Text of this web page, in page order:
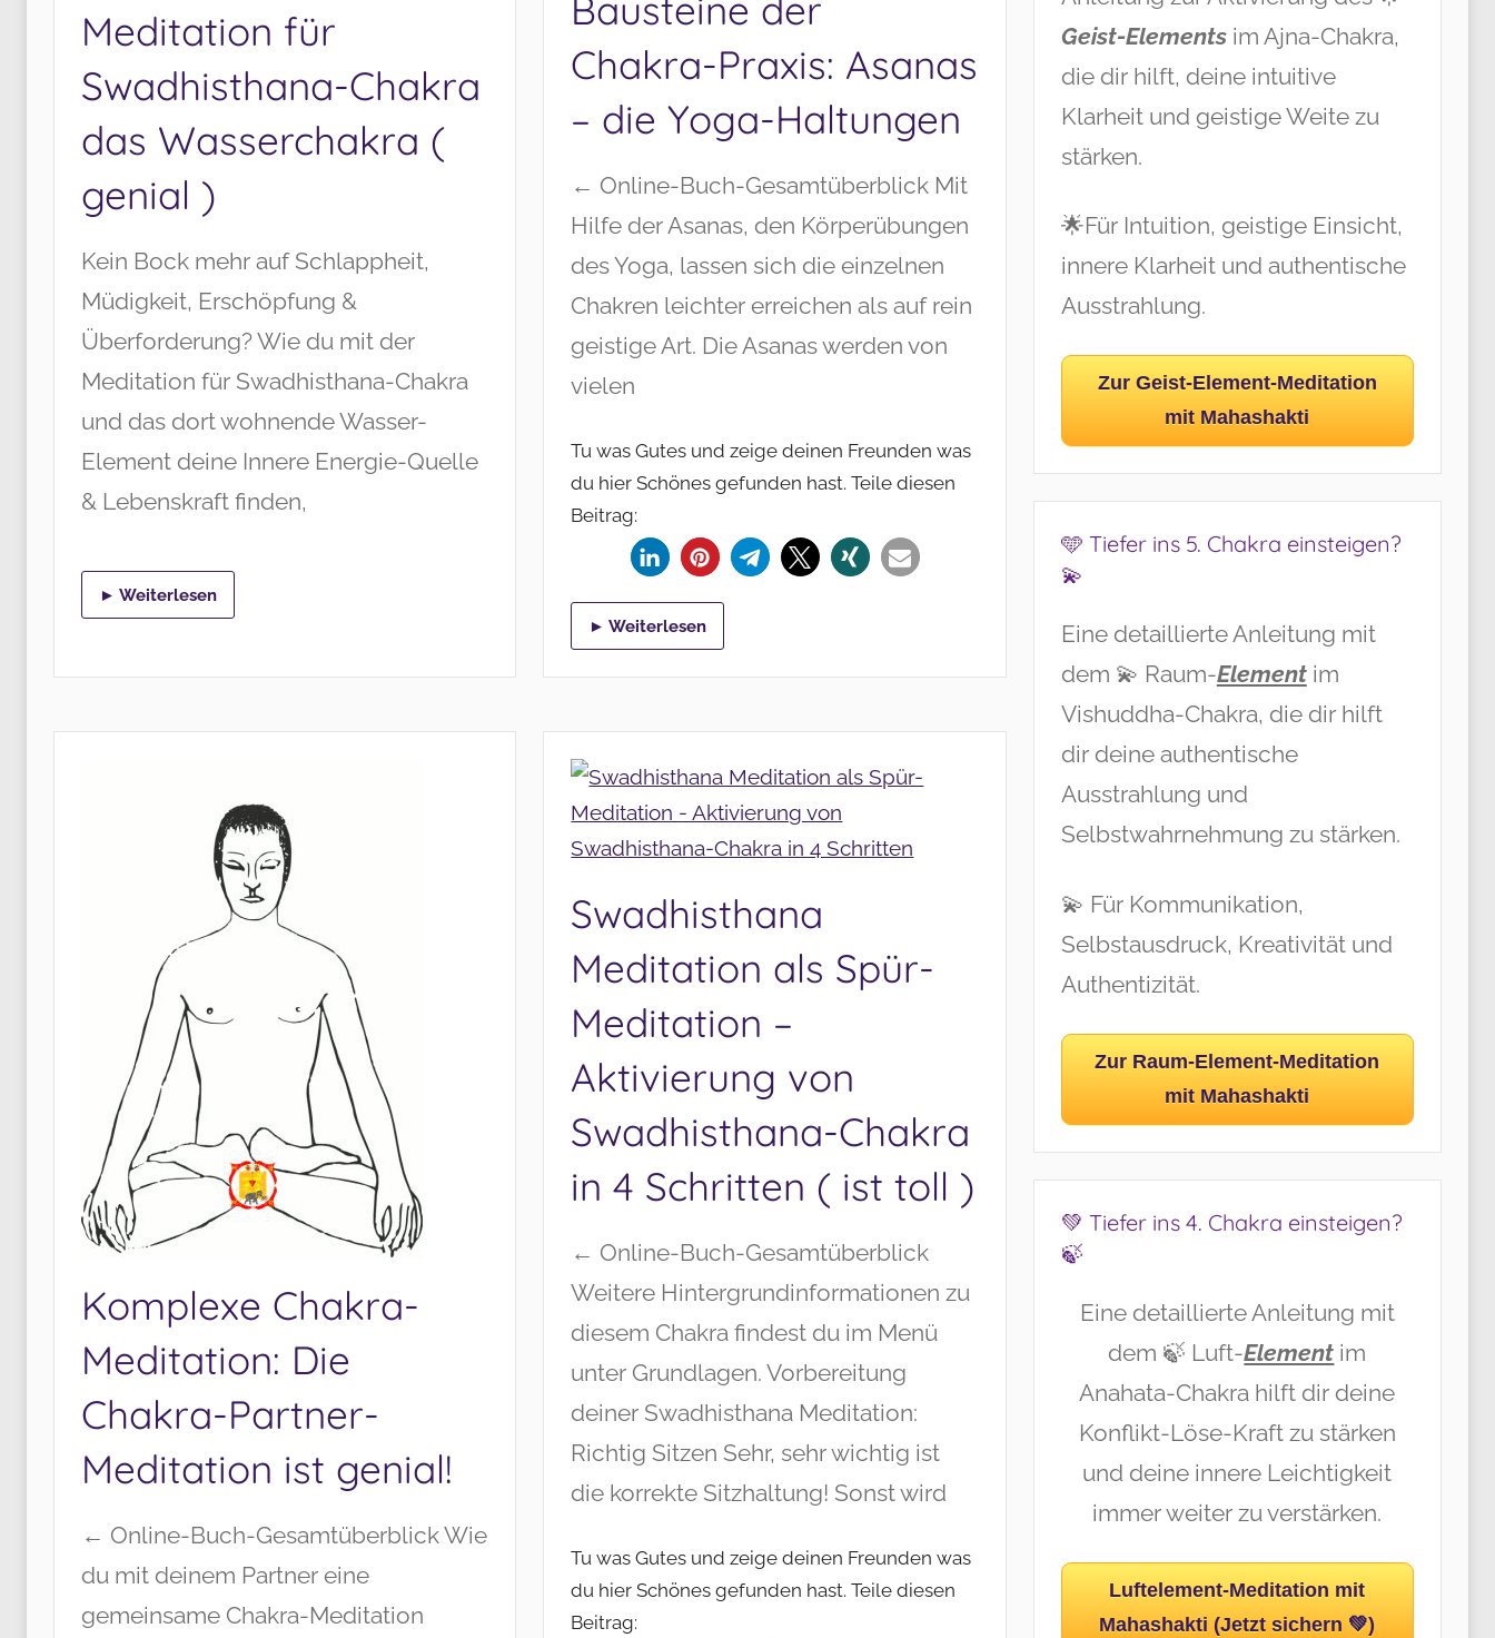
Meditation für
Swadhisthana-Chakra
das Wasserchakra (
genial )
Kein Bock mehr auf Schlappheit,
Müdigkeit, Erschöpfung &
Überforderung? Wie du mit der
Meditation für Swadhisthana-Chakra
und das dort wohnende Wasser-
Element deine Innere Energie-Quelle
& Lebenskraft finden,
► Weiterlesen
Bausteine der
Chakra-Praxis: Asanas
– die Yoga-Haltungen
← Online-Buch-Gesamtüberblick Mit
Hilfe der Asanas, den Körperübungen
des Yoga, lassen sich die einzelnen
Chakren leichter erreichen als auf rein
geistige Art. Die Asanas werden von
vielen
Tu was Gutes und zeige deinen Freunden was
du hier Schönes gefunden hast. Teile diesen
Beitrag:
► Weiterlesen
Komplexe Chakra-
Meditation: Die
Chakra-Partner-
Meditation ist genial!
← Online-Buch-Gesamtüberblick Wie
du mit deinem Partner eine
gemeinsame Chakra-Meditation
Swadhisthana
Meditation als Spür-
Meditation –
Aktivierung von
Swadhisthana-Chakra
in 4 Schritten ( ist toll )
← Online-Buch-Gesamtüberblick
Weitere Hintergrundinformationen zu
diesem Chakra findest du im Menü
unter Grundlagen. Vorbereitung
deiner Swadhisthana Meditation:
Richtig Sitzen Sehr, sehr wichtig ist
die korrekte Sitzhaltung! Sonst wird
Tu was Gutes und zeige deinen Freunden was
du hier Schönes gefunden hast. Teile diesen
Beitrag:
Geist-Elementsim Ajna-Chakra,
die dir hilft, deine intuitive
Klarheit und geistige Weite zu
stärken.
🌟Für Intuition, geistige Einsicht,
innere Klarheit und authentische
Ausstrahlung.
Zur Geist-Element-Meditation
mit Mahashakti
🩵 Tiefer ins 5. Chakra einsteigen?
💫
Eine detaillierte Anleitung mit
dem 💫 Raum-Elementim
Vishuddha-Chakra, die dir hilft
dir deine authentische
Ausstrahlung und
Selbstwahrnehmung zu stärken.
💫 Für Kommunikation,
Selbstausdruck, Kreativität und
Authentizität.
Zur Raum-Element-Meditation
mit Mahashakti
💚 Tiefer ins 4. Chakra einsteigen?
🍃
Eine detaillierte Anleitung mit
dem 🍃 Luft-Element im
Anahata-Chakra hilft dir deine
Konflikt-Löse-Kraft zu stärken
und deine innere Leichtigkeit
immer weiter zu verstärken.
Luftelement-Meditation mit
Mahashakti (Jetzt sichern 💚)